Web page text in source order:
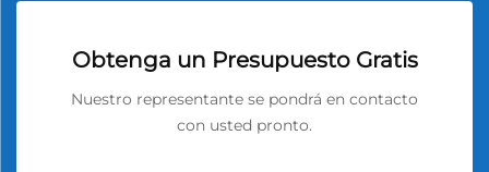
Obtenga un Presupuesto Gratis
Nuestro representante se pondrá en contacto
con usted pronto.